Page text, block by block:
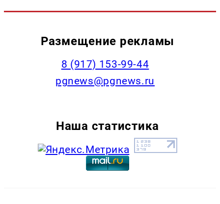
Размещение рекламы
‭8 (917) 153-99-44
pgnews@pgnews.ru
Наша статистика